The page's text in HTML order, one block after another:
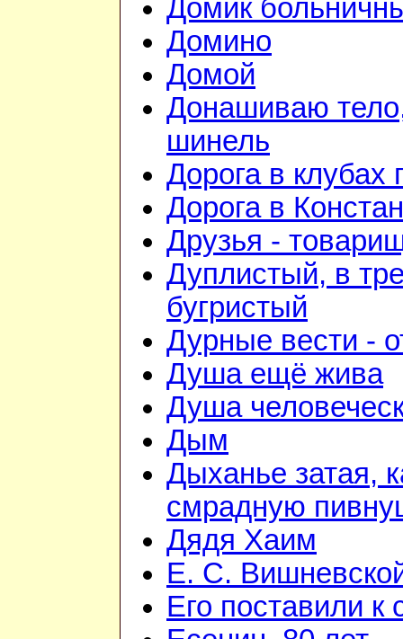
Домик
Домино
Домой
Донашиваю
шинель
Дорога в клубах
Дорога в
Друзья -
Дуплистый, в
бугристый
Дурные вести -
Душа ещё жива
Душа
Дым
Дыханье затая,
смрадную
Дядя Хаим
Е. С.
Его поставили к